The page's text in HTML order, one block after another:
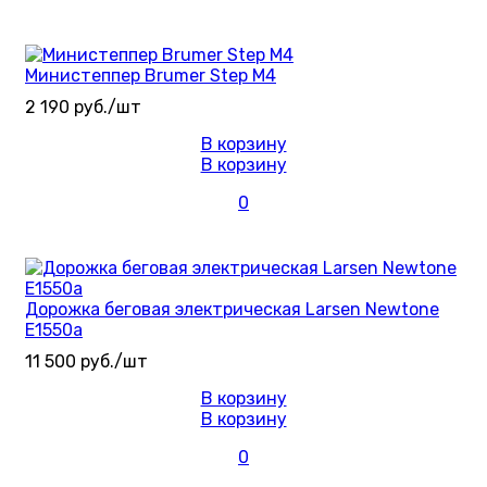
Министеппер Brumer Step M4
2 190 руб./шт
В корзину
В корзину
0
Дорожка беговая электрическая Larsen Newtone
E1550a
11 500 руб./шт
В корзину
В корзину
0